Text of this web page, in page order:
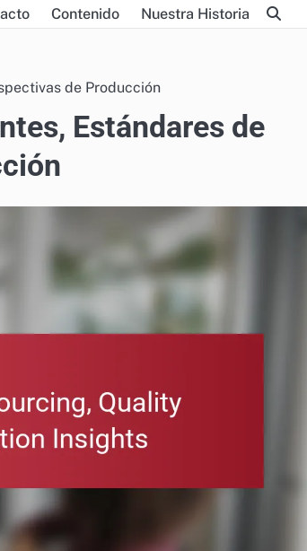
Contenido Nuestra Historia
de Producción
Estándares de